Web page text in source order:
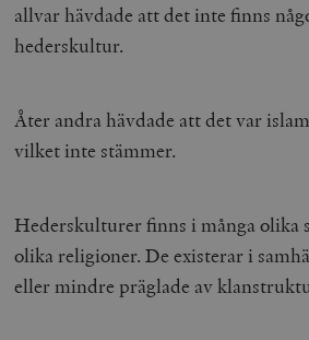
allvar hävdade att det inte finns
hederskultur.
Åter andra hävdade att det var
vilket inte stämmer.
Hederskulturer finns i många olika
olika religioner. De existerar i
eller mindre präglade av